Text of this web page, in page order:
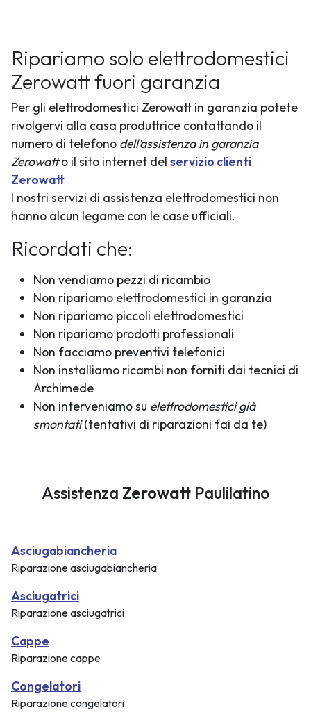
Ripariamo solo elettrodomestici
Zerowatt fuori garanzia
Per gli elettrodomestici Zerowatt in garanzia potete
rivolgervi alla casa produttrice contattando il
numero di telefono dell’assistenza in garanzia
Zerowatto il sito internet del servizio clienti
Zerowatt
I nostri servizi di assistenza elettrodomestici non
hanno alcun legame con le case ufficiali.
Ricordati che:
Non vendiamo pezzi di ricambio
Non ripariamo elettrodomestici in garanzia
Non ripariamo piccoli elettrodomestici
Non ripariamo prodotti professionali
Non facciamo preventivi telefonici
Non installiamo ricambi non forniti dai tecnici di
Archimede
Non interveniamo su elettrodomestici già
smontati(tentativi di riparazioni fai da te)
Assistenza Zerowatt Paulilatino
Asciugabiancheria
Riparazione asciugabiancheria
Asciugatrici
Riparazione asciugatrici
Cappe
Riparazione cappe
Congelatori
Riparazione congelatori